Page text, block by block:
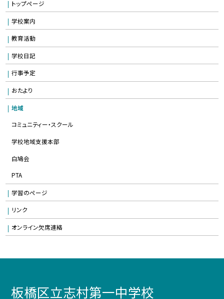
トップページ
学校案内
教育活動
学校日記
行事予定
おたより
地域
コミュニティー・スクール
学校地域支援本部
白鳩会
PTA
学習のページ
リンク
オンライン欠席連絡
板橋区立志村第一中学校